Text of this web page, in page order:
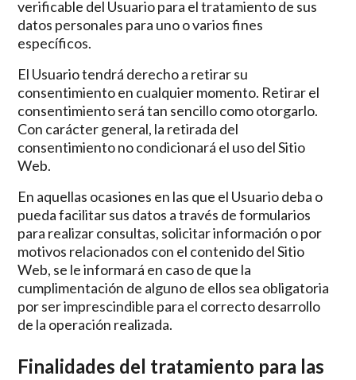
verificable del Usuario para el tratamiento de sus
datos personales para uno o varios fines
específicos.
El Usuario tendrá derecho a retirar su
consentimiento en cualquier momento. Retirar el
consentimiento será tan sencillo como otorgarlo.
Con carácter general, la retirada del
consentimiento no condicionará el uso del Sitio
Web.
En aquellas ocasiones en las que el Usuario deba o
pueda facilitar sus datos a través de formularios
para realizar consultas, solicitar información o por
motivos relacionados con el contenido del Sitio
Web, se le informará en caso de que la
cumplimentación de alguno de ellos sea obligatoria
por ser imprescindible para el correcto desarrollo
de la operación realizada.
Finalidades del tratamiento para las